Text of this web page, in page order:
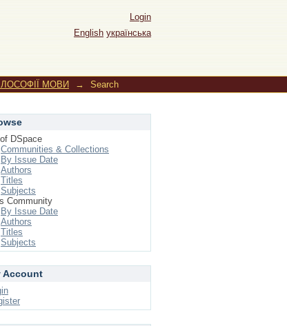
Login
English українська
МОВИ → Search
DSpace
Communities & Collections
By Issue Date
Authors
Titles
Subjects
Community
By Issue Date
Authors
Titles
Subjects
Account